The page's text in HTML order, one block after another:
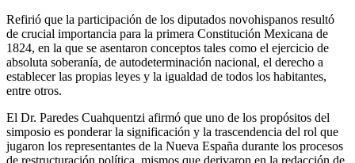
Refirió que la participación de los diputados novohispanos resultó
de crucial importancia para la primera Constitución Mexicana de
1824, en la que se asentaron conceptos tales como el ejercicio de
absoluta soberanía, de autodeterminación nacional, el derecho a
establecer las propias leyes y la igualdad de todos los habitantes,
entre otros.
El Dr. Paredes Cuahquentzi afirmó que uno de los propósitos del
simposio es ponderar la significación y la trascendencia del rol que
jugaron los representantes de la Nueva España durante los procesos
de restructuración política, mismos que derivaron en la redacción de